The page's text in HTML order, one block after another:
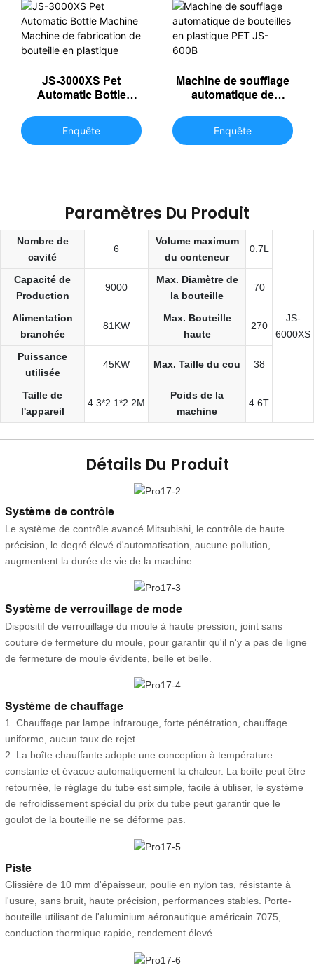
JS-3000XS Pet
Automatic Bottle
bouteille en plastique
Enquête
Machine de soufflage
automatique de
Enquête
Paramètres Du Produit
Nombre de
cavité
6
Volume maximum
du conteneur
0.7L
JS-
6000XS
Capacité de
Production
9000
Max. Diamètre de
la bouteille
70
Alimentation
branchée
81KW
Max. Bouteille
haute
270
Puissance
utilisée
45KW Max. Taille du cou 38
Taille de
l'appareil
4.3*2.1*2.2M
Poids de la
machine
4.6T
Détails Du Produit
Système de contrôle
Le système de contrôle avancé Mitsubishi, le contrôle de haute
précision, le degré élevé d'automatisation, aucune pollution,
augmentent la durée de vie de la machine.
Système de verrouillage de mode
Dispositif de verrouillage du moule à haute pression, joint sans
couture de fermeture du moule, pour garantir qu'il n'y a pas de ligne
de fermeture de moule évidente, belle et belle.
Système de chauffage
1. Chauffage par lampe infrarouge, forte pénétration, chauffage
uniforme, aucun taux de rejet.
2. La boîte chauffante adopte une conception à température
constante et évacue automatiquement la chaleur. La boîte peut être
retournée, le réglage du tube est simple, facile à utiliser, le système
de refroidissement spécial du prix du tube peut garantir que le
goulot de la bouteille ne se déforme pas.
Piste
Glissière de 10 mm d'épaisseur, poulie en nylon tas, résistante à
l'usure, sans bruit, haute précision, performances stables. Porte-
bouteille utilisant de l'aluminium aéronautique américain 7075,
conduction thermique rapide, rendement élevé.